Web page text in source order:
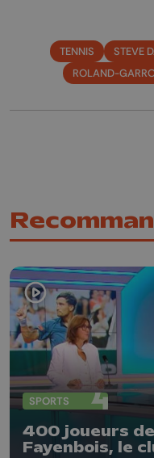
TENNIS STEVE
ROLAND-
SPORTS
400 joueurs
Fayenbois, le